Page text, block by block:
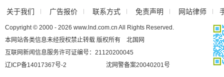
关于我们 广告报价 联系方式 免责声明 网站律师
Copyright © 2000 - 2026 www.lnd.com.cn All Rights Reserved.
本网站各类信息未经授权禁止转载 版权所有 北国网
互联网新闻信息服务许可证编号：21120200045
辽ICP备14017367号-2
沈网警备案20040201号